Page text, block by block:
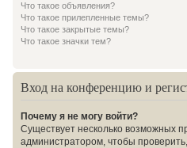
Что такое объявления?
Что такое прилепленные темы?
Что такое закрытые темы?
Что такое значки тем?
Вход на конференцию и
Почему я не могу войти?
Существует несколько возможных
администратором, чтобы